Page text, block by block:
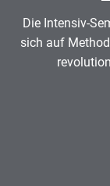
Die Intensiv-
sich auf